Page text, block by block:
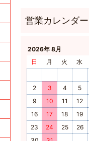
2026年 8月
日
月 火 水
2
3 4 5
9
10 11 12
16
17 18 19
23
24 25 26